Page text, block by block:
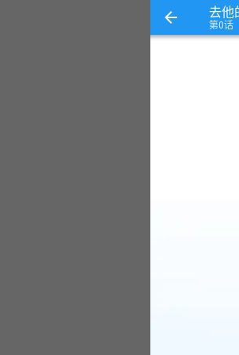
去他
第0话